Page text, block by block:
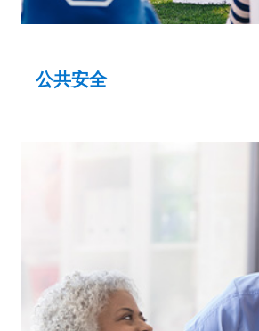
公共安全
製造業、建築業和公用事業工
學校
其他公眾使用的設施